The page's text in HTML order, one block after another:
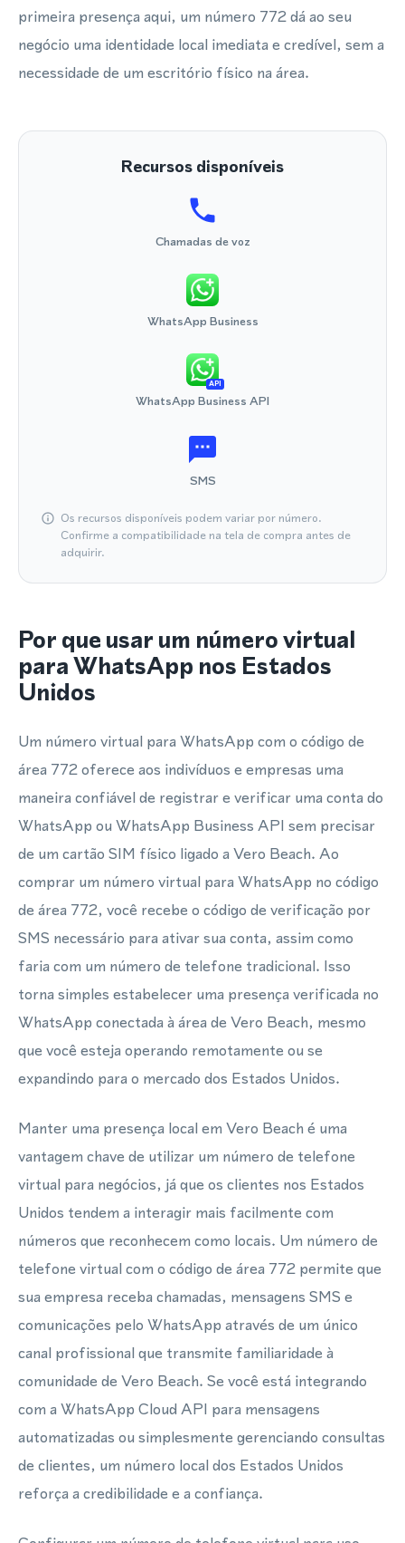
primeira presença aqui, um número 772 dá ao seu
negócio uma identidade local imediata e credível, sem a
necessidade de um escritório físico na área.
Recursos disponíveis
Chamadas de voz
WhatsApp Business
API
WhatsApp Business API
SMS
Os recursos disponíveis podem variar por número.
Confirme a compatibilidade na tela de compra antes de
adquirir.
Por que usar um número virtual
para WhatsApp nos Estados
Unidos
Um número virtual para WhatsApp com o código de
área 772 oferece aos indivíduos e empresas uma
maneira confiável de registrar e verificar uma conta do
WhatsApp ou WhatsApp Business API sem precisar
de um cartão SIM físico ligado a Vero Beach. Ao
comprar um número virtual para WhatsApp no código
de área 772, você recebe o código de verificação por
SMS necessário para ativar sua conta, assim como
faria com um número de telefone tradicional. Isso
torna simples estabelecer uma presença verificada no
WhatsApp conectada à área de Vero Beach, mesmo
que você esteja operando remotamente ou se
expandindo para o mercado dos Estados Unidos.
Manter uma presença local em Vero Beach é uma
vantagem chave de utilizar um número de telefone
virtual para negócios, já que os clientes nos Estados
Unidos tendem a interagir mais facilmente com
números que reconhecem como locais. Um número de
telefone virtual com o código de área 772 permite que
sua empresa receba chamadas, mensagens SMS e
comunicações pelo WhatsApp através de um único
canal profissional que transmite familiaridade à
comunidade de Vero Beach. Se você está integrando
com a WhatsApp Cloud API para mensagens
automatizadas ou simplesmente gerenciando consultas
de clientes, um número local dos Estados Unidos
reforça a credibilidade e a confiança.